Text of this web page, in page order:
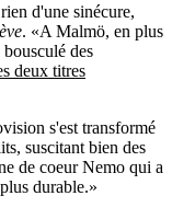
d'une sinécure,
. «A Malmö, en plus
des
deux titres
s'est transformé
suscitant bien des
de coeur Nemo qui a
durable.»